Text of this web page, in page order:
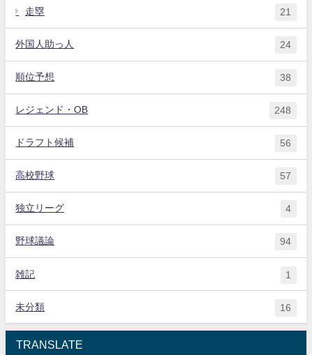
走塁 21
外国人助っ人 24
順位予想 38
レジェンド・OB 248
ドラフト候補 56
高校野球 57
独立リーグ 4
野球議論 94
雑記 1
未分類 16
TRANSLATE